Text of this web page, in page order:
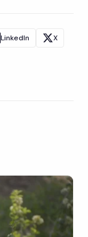
LinkedIn
X